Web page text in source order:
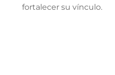
fortalecer su vínculo.